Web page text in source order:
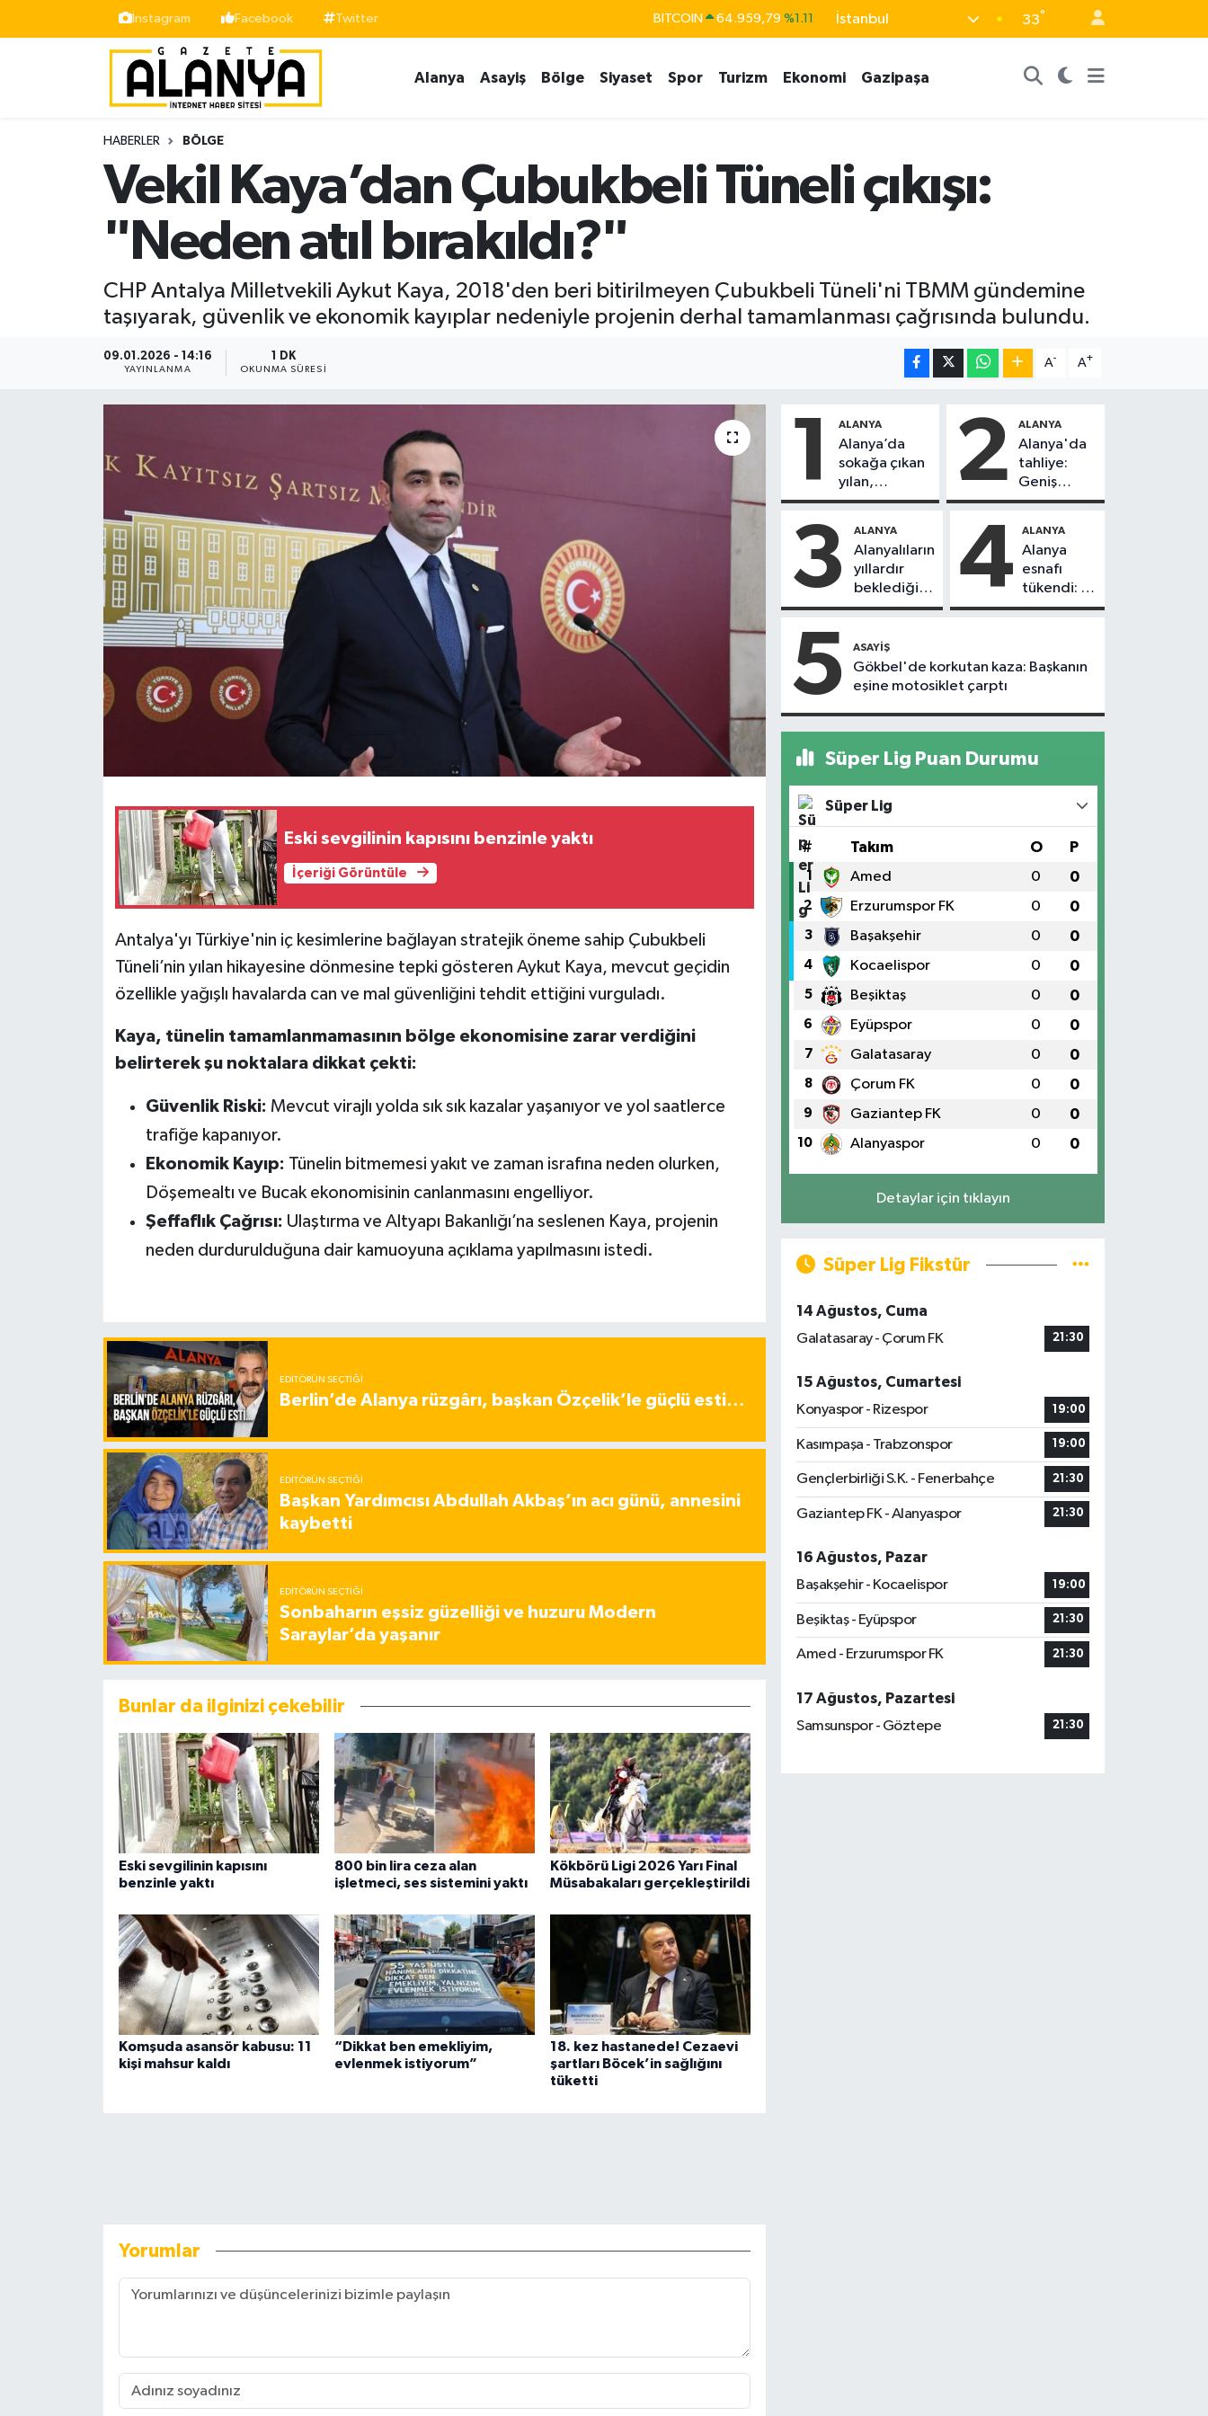
İnstagram Facebook Twitter BITCOIN 64.959,79 %1.11
EURO 55,2510 %0.32
BİST100 13.779 %-14
İstanbul 33°
Alanya Asayiş Bölge Siyaset Spor Turizm Ekonomi Gazipaşa
HABERLER BÖLGE
Vekil Kaya’dan Çubukbeli Tüneli çıkışı:
"Neden atıl bırakıldı?"
CHP Antalya Milletvekili Aykut Kaya, 2018'den beri bitirilmeyen Çubukbeli Tüneli'ni TBMM gündemine
taşıyarak, güvenlik ve ekonomik kayıplar nedeniyle projenin derhal tamamlanması çağrısında bulundu.
09.01.2026 - 14:16
YAYINLANMA
1 DK
OKUNMA SÜRESI
A- A+
Eski sevgilinin kapısını benzinle yaktı
İçeriği Görüntüle
Antalya'yı Türkiye'nin iç kesimlerine bağlayan stratejik öneme sahip Çubukbeli
Tüneli’nin yılan hikayesine dönmesine tepki gösteren Aykut Kaya, mevcut geçidin
özellikle yağışlı havalarda can ve mal güvenliğini tehdit ettiğini vurguladı.
Kaya, tünelin tamamlanmamasının bölge ekonomisine zarar verdiğini
belirterek şu noktalara dikkat çekti:
Güvenlik Riski: Mevcut virajlı yolda sık sık kazalar yaşanıyor ve yol saatlerce
trafiğe kapanıyor.
Ekonomik Kayıp: Tünelin bitmemesi yakıt ve zaman israfına neden olurken,
Döşemealtı ve Bucak ekonomisinin canlanmasını engelliyor.
Şeffaflık Çağrısı: Ulaştırma ve Altyapı Bakanlığı’na seslenen Kaya, projenin
neden durdurulduğuna dair kamuoyuna açıklama yapılmasını istedi.
EDITÖRÜN SEÇTIĞI
Berlin’de Alanya rüzgârı, başkan Özçelik’le güçlü esti…
EDITÖRÜN SEÇTIĞI
Başkan Yardımcısı Abdullah Akbaş’ın acı günü, annesini
kaybetti
EDITÖRÜN SEÇTIĞI
Sonbaharın eşsiz güzelliği ve huzuru Modern
Saraylar’da yaşanır
Bunlar da ilginizi çekebilir
Eski sevgilinin kapısını
benzinle yaktı
800 bin lira ceza alan
işletmeci, ses sistemini yaktı
Kökbörü Ligi 2026 Yarı Final
Müsabakaları gerçekleştirildi
Komşuda asansör kabusu: 11
kişi mahsur kaldı
“Dikkat ben emekliyim,
evlenmek istiyorum”
18. kez hastanede! Cezaevi
şartları Böcek’in sağlığını
tüketti
Yorumlar
1 ALANYA
Alanya’da
sokağa çıkan
yılan,
vatandaşı
2 ALANYA
Alanya'da
tahliye:
Geniş
güvenlik
alındı
3 ALANYA
Alanyalıların
yıllardır
beklediği
yol askıdan
4 ALANYA
Alanya
esnafı
tükendi: 1
ayda 150
5 ASAYIŞ
Gökbel'de korkutan kaza: Başkanın
eşine motosiklet çarptı
Süper Lig Puan Durumu
Süper Lig
# Takım O P
1 Amed 0 0
2 Erzurumspor FK 0 0
3 Başakşehir 0 0
4 Kocaelispor 0 0
5 Beşiktaş 0 0
6 Eyüpspor 0 0
7 Galatasaray 0 0
8 Çorum FK 0 0
9 Gaziantep FK 0 0
10 Alanyaspor 0 0
Detaylar için tıklayın
Süper Lig Fikstür
14 Ağustos, Cuma
Galatasaray - Çorum FK
21:30
15 Ağustos, Cumartesi
Konyaspor - Rizespor
19:00
Kasımpaşa - Trabzonspor 19:00
Gençlerbirliği S.K. - Fenerbahçe 21:30
Gaziantep FK - Alanyaspor 21:30
16 Ağustos, Pazar
Başakşehir - Kocaelispor
19:00
Beşiktaş - Eyüpspor 21:30
Amed - Erzurumspor FK 21:30
17 Ağustos, Pazartesi
Samsunspor - Göztepe
21:30
İstanbul Nöbetçi Eczaneler
İstanbul Hava Durumu
Süper Lig Puan Durumu ve Fikstür
Tüm Manşetler
Son Dakika Haberleri